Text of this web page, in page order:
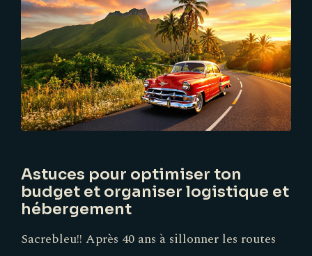
Astuces pour optimiser ton
budget et organiser logistique et
hébergement
Sacrebleu!! Après 40 ans à sillonner les routes